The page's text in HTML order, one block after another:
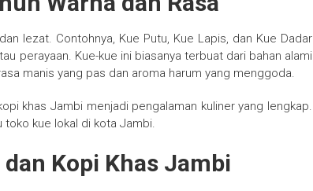
lezat. Contohnya, Kue Putu, Kue Lapis, dan Kue Dadar
perayaan. Kue-kue ini biasanya terbuat dari bahan alami
manis yang pas dan aroma harum yang menggoda.
khas Jambi menjadi pengalaman kuliner yang lengkap.
toko kue lokal di kota Jambi.
Kopi Khas Jambi